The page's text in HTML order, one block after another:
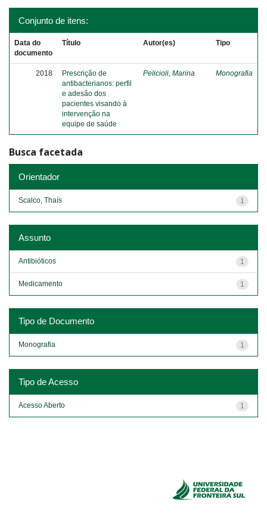
Conjunto de itens:
Data do
documento
Título Autor(es) Tipo
2018
Prescrição de
antibacterianos: perfil
e adesão dos
pacientes visando à
intervenção na
equipe de saúde
Pelicioli, Marina Monografia
Busca facetada
Orientador
1
Scalco, Thaís
Assunto
1
Antibióticos
1
Medicamento
Tipo de Documento
1
Monografia
Tipo de Acesso
1
Acesso Aberto